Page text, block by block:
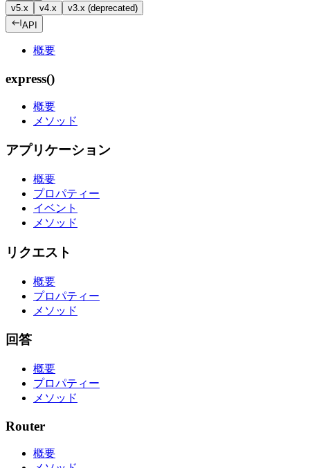
v5.x
v4.x
v3.x (deprecated)
API
概要
express()
概要
メソッド
アプリケーション
概要
プロパティー
イベント
メソッド
リクエスト
概要
プロパティー
メソッド
回答
概要
プロパティー
メソッド
Router
概要